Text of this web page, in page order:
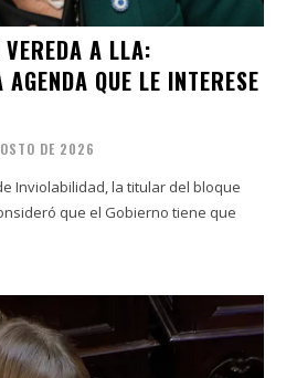
A LLA:
QUE LE INTERESE
DE 2026
Inviolabilidad, la titular del bloque
que el Gobierno tiene que